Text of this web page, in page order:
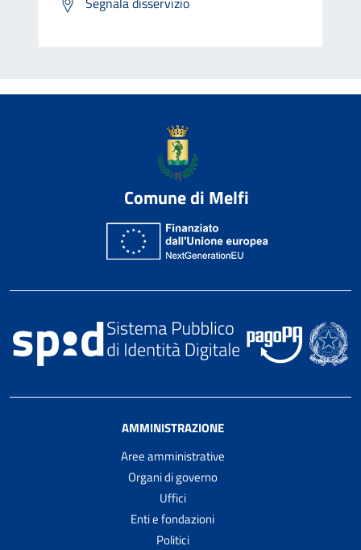
Comune di Melfi
AMMINISTRAZIONE
Aree amministrative
Organi di governo
Uffici
Enti e fondazioni
Politici